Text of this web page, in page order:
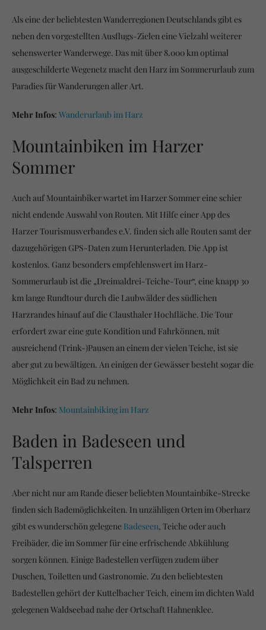
Als eine der beliebtesten Wanderregionen Deutschlands gibt es
neben den vorgestellten Ausflugs-Zielen eine Vielzahl weiterer
sehenswerter Wanderwege. Das mit über 8.000 km optimal
ausgeschilderte Wegenetz macht den Harz im Sommerurlaub zum
Paradies für Wanderungen aller Art.
Mehr Infos: Wanderurlaub im Harz
Mountainbiken im Harzer
Sommer
Auch auf Mountainbiker wartet im Harzer Sommer eine schier
nicht endende Auswahl von Routen. Mit Hilfe einer App des
Harzer Tourismusverbandes e.V. finden sich alle Routen samt der
dazugehörigen GPS-Daten zum Herunterladen. Die App ist
kostenlos. Ganz besonders empfehlenswert im Harz-
Sommerurlaub ist die „Dreimaldrei-Teiche-Tour“, eine knapp 30
km lange Rundtour durch die Laubwälder des südlichen
Harzrandes hinauf auf die Clausthaler Hochfläche. Die Tour
erfordert zwar eine gute Kondition und Fahrkönnen, mit
ausreichend (Trink-)Pausen an einem der vielen Teiche, ist sie
aber gut zu bewältigen. An einigen der Gewässer besteht sogar die
Möglichkeit ein Bad zu nehmen.
Mehr Infos: Mountainbiking im Harz
Baden in Badeseen und
Talsperren
Aber nicht nur am Rande dieser beliebten Mountainbike-Strecke
finden sich Bademöglichkeiten. In unzähligen Orten im Oberharz
gibt es wunderschön gelegene Badeseen, Teiche oder auch
Freibäder, die im Sommer für eine erfrischende Abkühlung
sorgen können. Einige Badestellen verfügen zudem über
Duschen, Toiletten und Gastronomie. Zu den beliebtesten
Badestellen gehört der Kuttelbacher Teich, einem im dichten Wald
gelegenen Waldseebad nahe der Ortschaft Hahnenklee.